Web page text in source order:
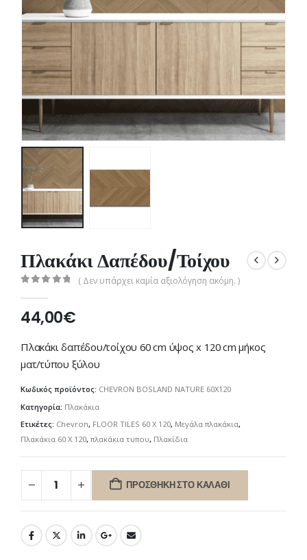
Πλακάκι Δαπέδου/Τοίχου
( Δεν υπάρχει καμία αξιολόγηση ακόμη. )
44,00€
Πλακάκι δαπέδου/τοίχου 60 cm ύψος x 120 cm μήκος
ματ/τύπου ξύλου
Κωδικός προϊόντος: CHEVRON BOSLAND NATURE 60X120
Κατηγορία: Πλακάκια
Ετικέτες: Chevron, FLOOR TILES 60 X 120, Μεγάλα πλακάκια,
Πλακάκια 60 X 120, πλακάκια τυπου, Πλακίδια
ΠΡΟΣΘΉΚΗ ΣΤΟ ΚΑΛΆΘΙ